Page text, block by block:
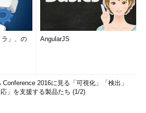
ラ」、の
AngularJS
Conference 2016に見る「可視化」「検出」
応」を支援する製品たち (1/2)